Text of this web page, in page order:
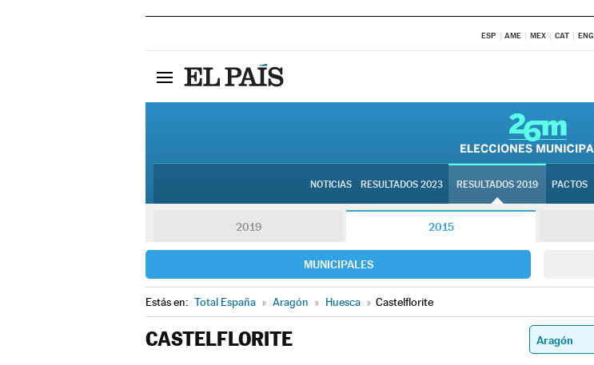
ESP AME MEX CAT ENG
NOTICIAS RESULTADOS 2023 RESULTADOS 2019 PACTOS
2019 2015
MUNICIPALES
Estás en: Total España » Aragón » Huesca » Castelflorite
CASTELFLORITE